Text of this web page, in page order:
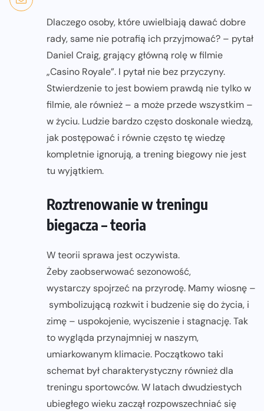
Dlaczego osoby, które uwielbiają dawać dobre
rady, same nie potrafią ich przyjmować? – pytał
Daniel Craig, grający główną rolę w filmie
„Casino Royale”. I pytał nie bez przyczyny.
Stwierdzenie to jest bowiem prawdą nie tylko w
filmie, ale również – a może przede wszystkim –
w życiu. Ludzie bardzo często doskonale wiedzą,
jak postępować i równie często tę wiedzę
kompletnie ignorują, a trening biegowy nie jest
tu wyjątkiem.
Roztrenowanie w treningu
biegacza – teoria
W teorii sprawa jest oczywista.
Żeby zaobserwować sezonowość,
wystarczy spojrzeć na przyrodę. Mamy wiosnę –
symbolizującą rozkwit i budzenie się do życia, i
zimę – uspokojenie, wyciszenie i stagnację. Tak
to wygląda przynajmniej w naszym,
umiarkowanym klimacie. Początkowo taki
schemat był charakterystyczny również dla
treningu sportowców. W latach dwudziestych
ubiegłego wieku zaczął rozpowszechniać się